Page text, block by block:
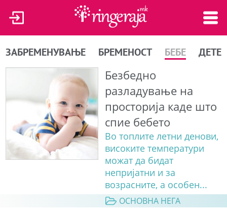
ЗАБРЕМЕНУВАЊЕ БРЕМЕНОСТ БЕБЕ ДЕТЕ
Безбедно
разладување на
просторија каде што
спие бебето
Во топлите летни денови,
високите температури
можат да бидат
непријатни и за
возрасните, а особен...
ОСНОВНА НЕГА